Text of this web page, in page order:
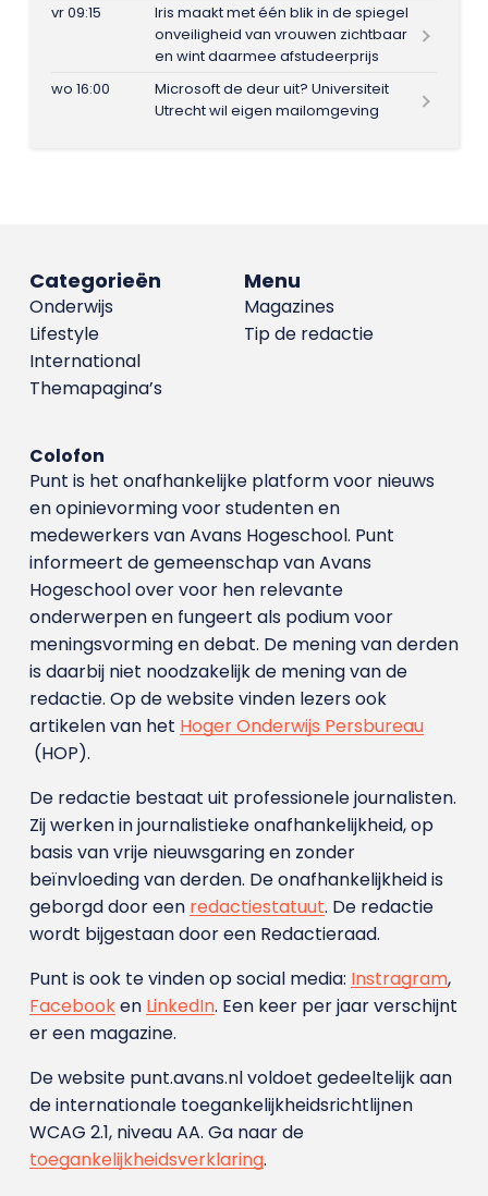
vr 09:15
Iris maakt met één blik in de spiegel
onveiligheid van vrouwen zichtbaar
en wint daarmee afstudeerprijs
wo 16:00
Microsoft de deur uit? Universiteit
Utrecht wil eigen mailomgeving
Menu
Magazines
Tip de redactie
Categorieën
Onderwijs
Lifestyle
International
Themapagina’s
Colofon
Punt is het onafhankelijke platform voor nieuws
en opinievorming voor studenten en
medewerkers van Avans Hoge­school. Punt
informeert de gemeenschap van Avans
Hogeschool over voor hen relevante
onderwerpen en fungeert als podium voor
meningsvorming en debat. De mening van derden
is daarbij niet noodzakelijk de mening van de
redactie. Op de website vinden lezers ook
artikelen van het Hoger Onderwijs Persbureau
(HOP).
De redactie bestaat uit professionele journalisten.
Zij werken in journalistieke onafhankelijkheid, op
basis van vrije nieuwsgaring en zonder
beïnvloeding van derden. De onafhankelijkheid is
geborgd door een redactiestatuut. De redactie
wordt bijgestaan door een Redactieraad.
Punt is ook te vinden op social media: Instragram,
Facebooken LinkedIn. Een keer per jaar verschijnt
er een magazine.
De website punt.avans.nl voldoet gedeeltelijk aan
de internationale toegankelijkheidsrichtlijnen
WCAG 2.1, niveau AA. Ga naar de
toegankelijkheidsverklaring.